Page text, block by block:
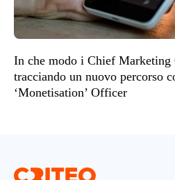
In che modo i Chief
tracciando un nuovo percorso
‘Monetisation’ Officer